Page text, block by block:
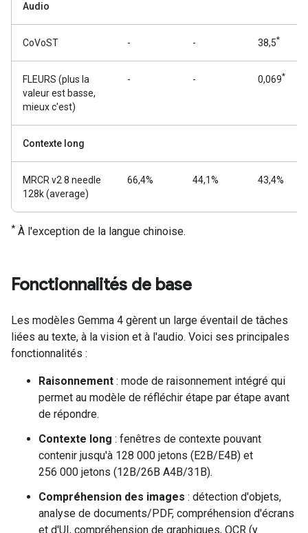
Audio
CoVoST - - 38,5*
FLEURS (plus la
valeur est basse,
mieux c'est)
- - 0,069*
Contexte long
MRCR v2 8 needle
128k (average)
66,4% 44,1% 43,4%
* À l'exception de la langue chinoise.
Fonctionnalités de base
Les modèles Gemma 4 gèrent un large éventail de tâches
liées au texte, à la vision et à l'audio. Voici ses principales
fonctionnalités :
Raisonnement : mode de raisonnement intégré qui
permet au modèle de réfléchir étape par étape avant
de répondre.
Contexte long : fenêtres de contexte pouvant
contenir jusqu'à 128 000 jetons (E2B/E4B) et
256 000 jetons (12B/26B A4B/31B).
Compréhension des images : détection d'objets,
analyse de documents/PDF, compréhension d'écrans
et d'UI, compréhension de graphiques, OCR (y